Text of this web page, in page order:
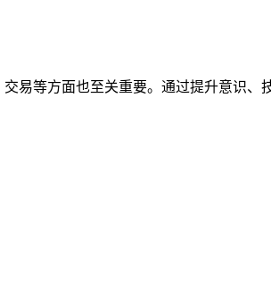
易等方面也至关重要。通过提升意识、